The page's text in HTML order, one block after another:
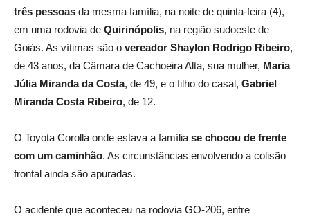
três pessoas da mesma família, na noite de quinta-feira (4),
em uma rodovia de Quirinópolis, na região sudoeste de
Goiás. As vítimas são o vereador Shaylon Rodrigo Ribeiro,
de 43 anos, da Câmara de Cachoeira Alta, sua mulher, Maria
Júlia Miranda da Costa, de 49, e o filho do casal, Gabriel
Miranda Costa Ribeiro, de 12.
O Toyota Corolla onde estava a família se chocou de frente
com um caminhão. As circunstâncias envolvendo a colisão
frontal ainda são apuradas.
O acidente que aconteceu na rodovia GO-206, entre